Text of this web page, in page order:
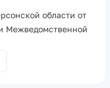
области от
Межведомственной